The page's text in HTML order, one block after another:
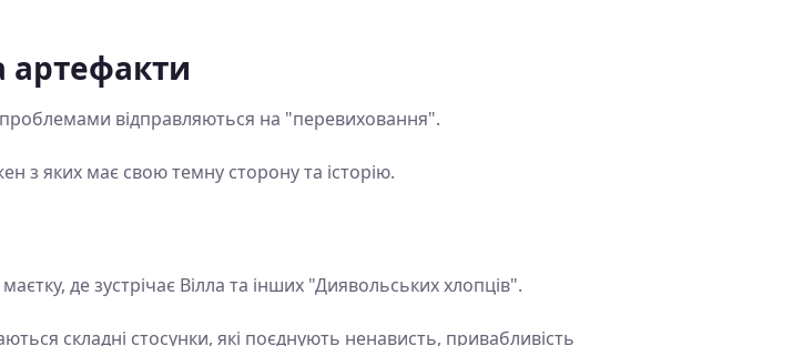
артефакти
відправляються на "перевиховання".
з яких має свою темну сторону та історію.
де зустрічає Вілла та інших "Диявольських хлопців".
складні стосунки, які поєднують ненависть, привабливість